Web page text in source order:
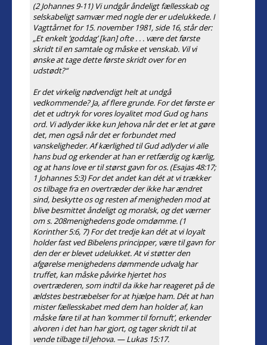
(2 Johannes 9-11) Vi undgår åndeligt fællesskab og
selskabeligt samvær med nogle der er udelukkede. I
Vagttårnet for 15. november 1981, side 16, står der:
„Et enkelt ’goddag’ [kan] ofte . . . være det første
skridt til en samtale og måske et venskab. Vil vi
ønske at tage dette første skridt over for en
udstødt?“
Er det virkelig nødvendigt helt at undgå
vedkommende? Ja, af flere grunde. For det første er
det et udtryk for vores loyalitet mod Gud og hans
ord. Vi adlyder ikke kun Jehova når det er let at gøre
det, men også når det er forbundet med
vanskeligheder. Af kærlighed til Gud adlyder vi alle
hans bud og erkender at han er retfærdig og kærlig,
og at hans love er til størst gavn for os. (Esajas 48:17;
1 Johannes 5:3) For det andet kan dét at vi trækker
os tilbage fra en overtræder der ikke har ændret
sind, beskytte os og resten af menigheden mod at
blive besmittet åndeligt og moralsk, og det værner
om s. 208menighedens gode omdømme. (1
Korinther 5:6, 7) For det tredje kan dét at vi loyalt
holder fast ved Bibelens principper, være til gavn for
den der er blevet udelukket. At vi støtter den
afgørelse menighedens dømmende udvalg har
truffet, kan måske påvirke hjertet hos
overtræderen, som indtil da ikke har reageret på de
ældstes bestræbelser for at hjælpe ham. Dét at han
mister fællesskabet med dem han holder af, kan
måske føre til at han ’kommer til fornuft’, erkender
alvoren i det han har gjort, og tager skridt til at
vende tilbage til Jehova. — Lukas 15:17.